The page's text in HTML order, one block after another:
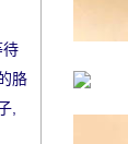
胳
,
待
胳
,